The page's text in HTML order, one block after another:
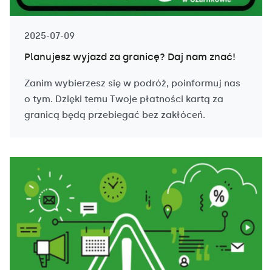
2025-07-09
Planujesz wyjazd za granicę? Daj nam znać!
Zanim wybierzesz się w podróż, poinformuj nas
o tym. Dzięki temu Twoje płatności kartą za
granicą będą przebiegać bez zakłóceń.